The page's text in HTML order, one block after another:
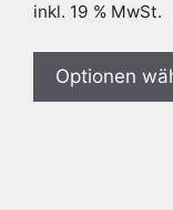
inkl. 19 % MwSt.
Optionen